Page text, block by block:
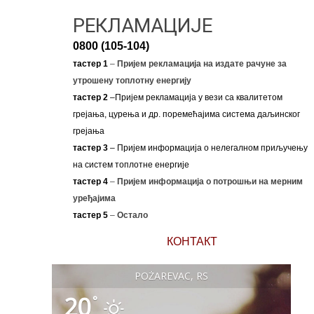
РЕКЛАМАЦИЈЕ
0800 (105-104)
тастер 1–Пријем рекламација на издате рачуне за
утрошену топлотну енергију
тастер 2–Пријем рекламација у вези са квалитетом
грејања, цурења и др. поремећајима система даљинског
грејања
тастер 3– Пријем информација о нелегалном приључењу
на систем топлотне енергије
тастер 4 – Пријем информација о потрошњи на мерним
уређајима
тастер 5 – Остало
КОНТАКТ
POŽAREVAC, RS
20°